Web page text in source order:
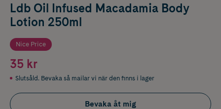
Ldb Oil Infused Macadamia Body
Lotion 250ml
Nice Price
35 kr
Slutsåld. Bevaka så mailar vi när den finns i lager
Bevaka åt mig